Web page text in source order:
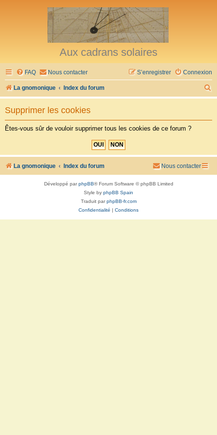
Aux cadrans solaires
FAQ Nous contacter Connexion
S’enregistrer
La gnomonique Index du forum
e
h
Supprimer les cookies
Êtes-vous sûr de vouloir supprimer tous les cookies de ce forum ?
La gnomonique Index du forum Nous contacter
Développé parphpBB® Forum Software © phpBB Limited
Style by phpBB Spain
Traduit parphpBB-fr.com
Confidentialité | Conditions